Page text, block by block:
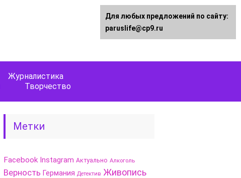
Журналистика
Творчество
Метки
Facebook Instagram Актуально Алкоголь
Верность Германия Детектив Живопись
Для любых предложений по сайту:
paruslife@cp9.ru